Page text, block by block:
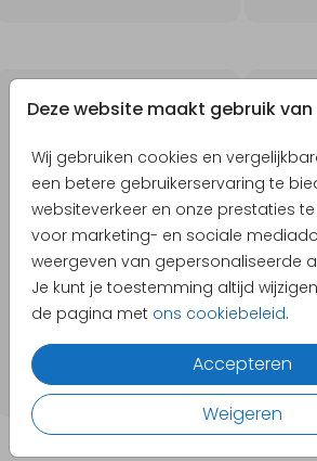
Deze website maakt gebruik
Wij gebruiken cookies en
een betere gebruikerservaring te
websiteverkeer en onze prestaties
voor marketing- en sociale
weergeven van gepersonaliseerde
Je kunt je toestemming altijd
de pagina met ons cookiebeleid.
Accepteren
Weigeren
GOUDFOLIE